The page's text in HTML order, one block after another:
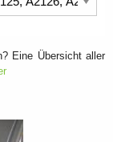
Eine Übersicht aller